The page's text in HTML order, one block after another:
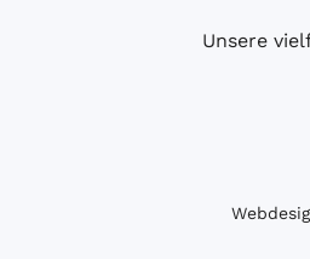
Unsere